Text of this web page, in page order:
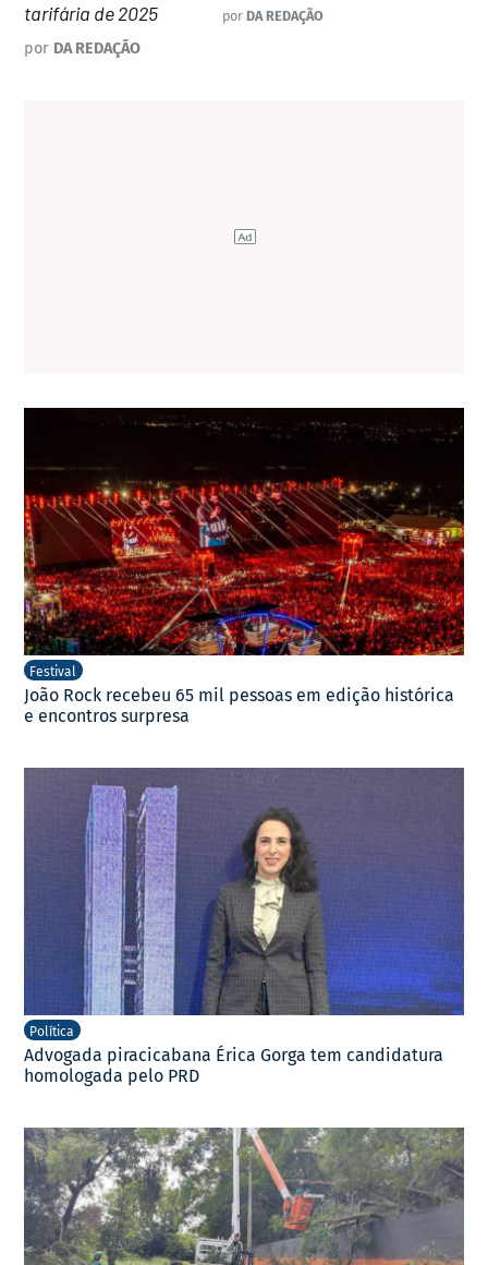
tarifária de 2025
por DA REDAÇÃO
por DA REDAÇÃO
Festival
João Rock recebeu 65 mil pessoas em edição histórica
e encontros surpresa
Política
Advogada piracicabana Érica Gorga tem candidatura
homologada pelo PRD